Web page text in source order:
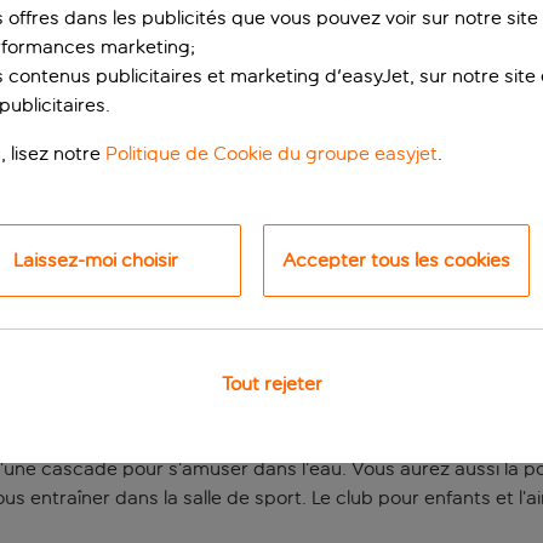
de la Mer Rouge
incomparable. Il est perché au bord d’une étendue de
faire à l’hôtel, que vous n’aurez peut-être pas envie d’en
pendant votre séjour. Les installations aquatiques
cascade pour s’amuser dans l’eau. Vous aurez aussi la
entraîner dans la salle de sport. Le club pour enfants et
offres dans les publicités que vous pouvez voir sur notre site
marketing;
contenus publicitaires et marketing d'easyJet, sur notre site
lisez notre Politique de Cookie du groupe easyjet.
Laissez-moi choisir Accepter tous les cookies
Tout rejeter